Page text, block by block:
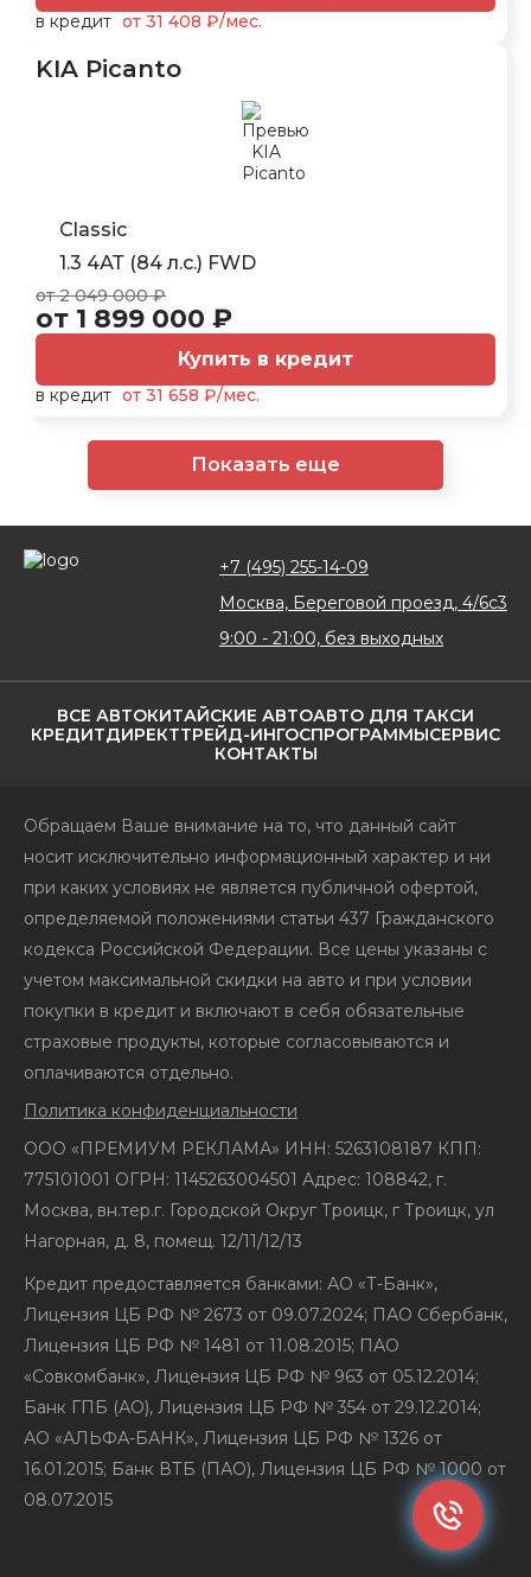
в кредит от 31 408 ₽/мес.
KIA Picanto
Classic
1.3 4АТ (84 л.с.) FWD
от 2 049 000 ₽
от 1 899 000 ₽
Купить в кредит
в кредит от 31 658 ₽/мес.
Показать еще
ВСЕ АВТОКИТАЙСКИЕ АВТОАВТО ДЛЯ ТАКСИ
КРЕДИТДИРЕКТТРЕЙД-ИНГОСПРОГРАММЫСЕРВИС
КОНТАКТЫ
+7 (495) 255-14-09
Москва, Береговой проезд, 4/6с3
9:00 - 21:00, без выходных
Обращаем Ваше внимание на то, что данный сайт
носит исключительно информационный характер и ни
при каких условиях не является публичной офертой,
определяемой положениями статьи 437 Гражданского
кодекса Российской Федерации. Все цены указаны с
учетом максимальной скидки на авто и при условии
покупки в кредит и включают в себя обязательные
страховые продукты, которые согласовываются и
оплачиваются отдельно.
Политика конфиденциальности
ООО «ПРЕМИУМ РЕКЛАМА» ИНН: 5263108187 КПП:
775101001 ОГРН: 1145263004501 Адрес: 108842, г.
Москва, вн.тер.г. Городской Округ Троицк, г Троицк, ул
Нагорная, д. 8, помещ. 12/11/12/13
Кредит предоставляется банками: АО «Т-Банк»,
Лицензия ЦБ РФ № 2673 от 09.07.2024; ПАО Сбербанк,
Лицензия ЦБ РФ № 1481 от 11.08.2015; ПАО
«Совкомбанк», Лицензия ЦБ РФ № 963 от 05.12.2014;
Банк ГПБ (АО), Лицензия ЦБ РФ № 354 от 29.12.2014;
АО «АЛЬФА-БАНК», Лицензия ЦБ РФ № 1326 от
16.01.2015; Банк ВТБ (ПАО), Лицензия ЦБ РФ № 1000 от
08.07.2015